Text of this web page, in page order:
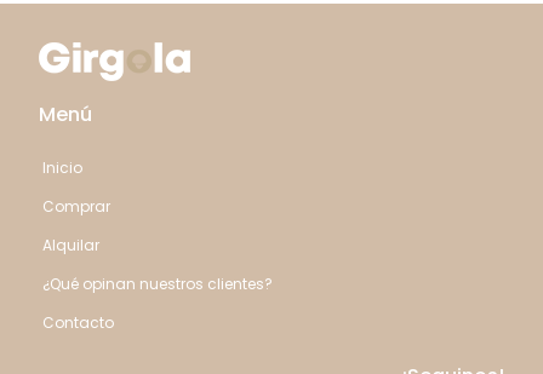
Menú
Inicio
Comprar
Alquilar
¿Qué opinan nuestros clientes?
Contacto